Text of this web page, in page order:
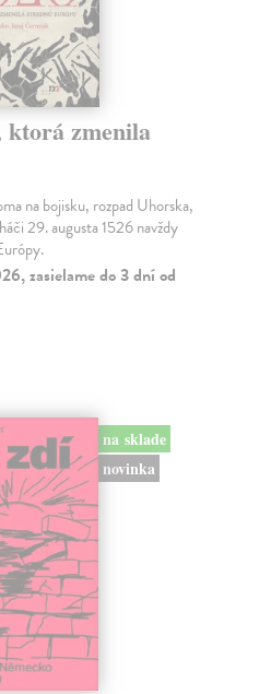
ktorá zmenila
na bojisku, rozpad Uhorska,
29. augusta 1526 navždy
zasielame do 3 dní od
na sklade
novinka